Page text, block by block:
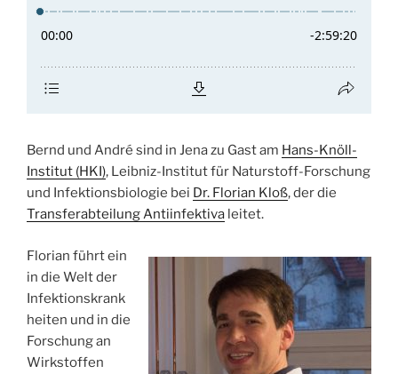
Bernd und André sind in Jena zu Gast am Hans-Knöll-
Institut (HKI), Leibniz-Institut für Naturstoff-Forschung
und Infektionsbiologie bei Dr. Florian Kloß, der die
Transferabteilung Antiinfektiva leitet.
Florian führt ein
in die Welt der
Infektionskrank
heiten und in die
Forschung an
Wirkstoffen